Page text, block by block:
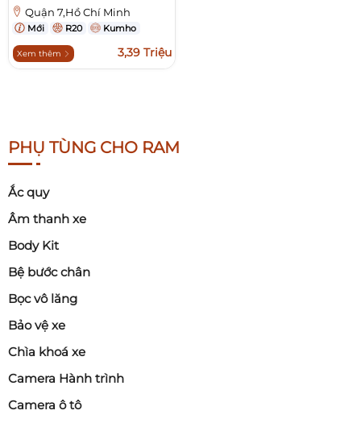
Quận 7,Hồ Chí Minh
Mới R20 Kumho
Xem thêm 3,39 Triệu
PHỤ TÙNG CHO RAM
Ắc quy
Âm thanh xe
Body Kit
Bệ bước chân
Bọc vô lăng
Bảo vệ xe
Chìa khoá xe
Camera Hành trình
Camera ô tô